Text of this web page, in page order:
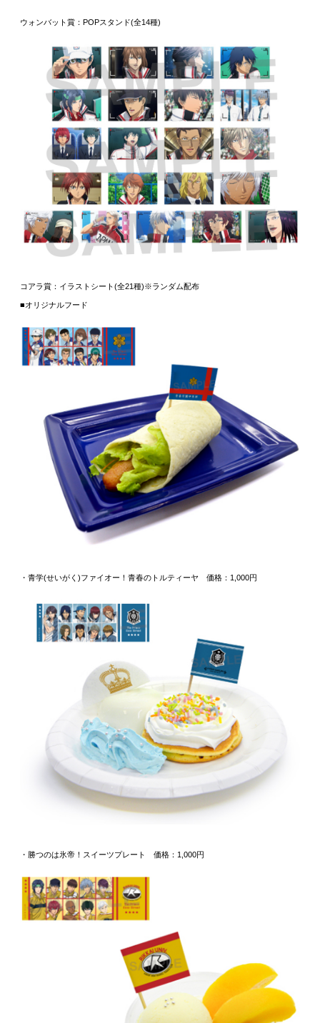
ウォンバット賞：POPスタンド(全14種)
コアラ賞：イラストシート(全21種)※ランダム配布
■オリジナルフード
・青学(せいがく)ファイオー！青春のトルティーヤ 価格：1,000円
・勝つのは氷帝！スイーツプレート 価格：1,000円